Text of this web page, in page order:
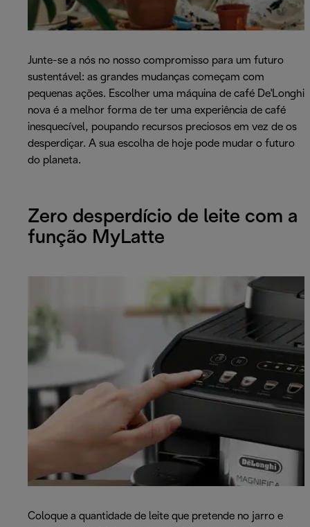
Junte-se a nós no nosso compromisso para um futuro
sustentável: as grandes mudanças começam com
pequenas ações. Escolher uma máquina de café De'Longhi
nova é a melhor forma de ter uma experiência de café
inesquecível, poupando recursos preciosos em vez de os
desperdiçar. A sua escolha de hoje pode mudar o futuro
do planeta.
Zero desperdício de leite com a
função MyLatte
Coloque a quantidade de leite que pretende no jarro e